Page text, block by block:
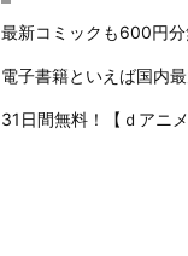
最新コミックも600円
電子書籍といえば国内
31日間無料！【ｄアニメ